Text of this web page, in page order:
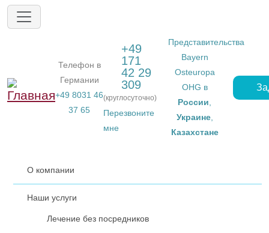
Перейти к основному содержанию
Телефон в
Германии
+49 8031 46
37 65
+49
171
42 29
309
(круглосуточно)
Перезвоните
мне
Представительства
Bayern
Osteuropa
OHG в
России
Украине,
Казахстане
О компании
Наши услуги
Лечение без посредников